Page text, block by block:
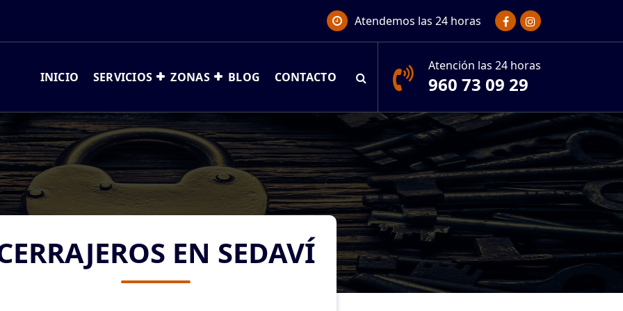
Atendemos las 24 horas
INICIO SERVICIOS ZONAS BLOG CONTACTO
Atención las 24 horas
960 73 09 29
EN SEDAVÍ